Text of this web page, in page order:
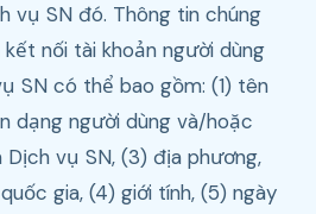
vụ SN đó. Thông tin chúng
nối tài khoản người dùng
SN có thể bao gồm: (1) tên
dạng người dùng và/hoặc
vụ SN, (3) địa phương,
gia, (4) giới tính, (5) ngày